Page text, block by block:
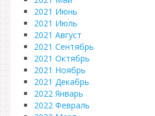
2021 Июнь
2021 Июль
2021 Август
2021 Сентябрь
2021 Октябрь
2021 Ноябрь
2021 Декабрь
2022 Январь
2022 Февраль